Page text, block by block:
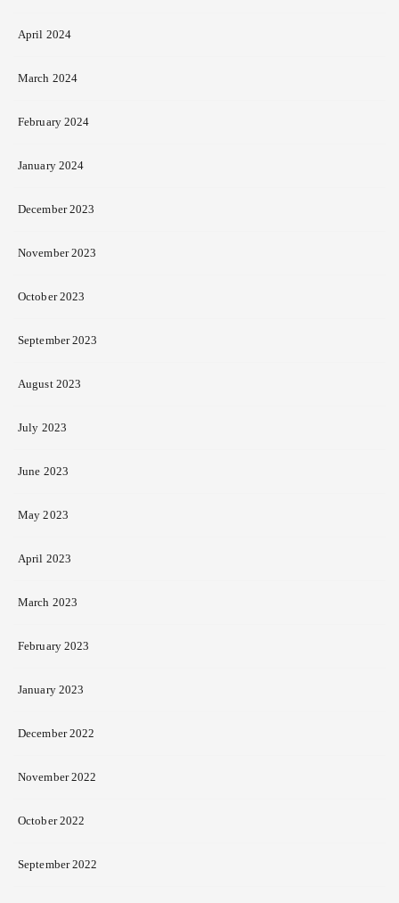
April 2024
March 2024
February 2024
January 2024
December 2023
November 2023
October 2023
September 2023
August 2023
July 2023
June 2023
May 2023
April 2023
March 2023
February 2023
January 2023
December 2022
November 2022
October 2022
September 2022